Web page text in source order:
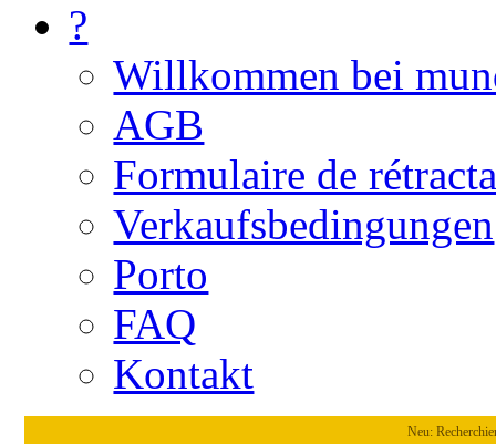
?
Willkommen bei
AGB
Formulaire de
Verkaufsbedingungen
Porto
FAQ
Kontakt
Neu: Recherchieren Sie auf